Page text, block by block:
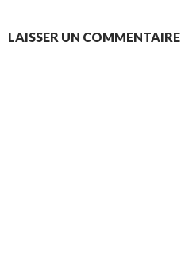
LAISSER UN COMMENTAIRE